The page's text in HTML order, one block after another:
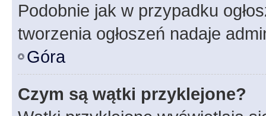
Podobnie jak w przypadku
tworzenia ogłoszeń nadaje
Góra
Czym są wątki przyklejone?